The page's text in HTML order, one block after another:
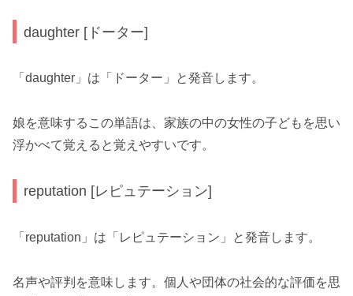
daughter [ドーター]
「daughter」は「ドーター」と発音します。
娘を意味するこの単語は、家族の中の女性の子どもを思い
浮かべて覚えると覚えやすいです。
reputation [レピュテーション]
「reputation」は「レピュテーション」と発音します。
名声や評判を意味します。個人や団体の社会的な評価を思